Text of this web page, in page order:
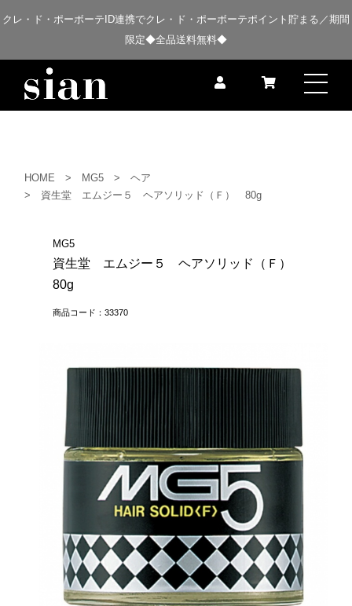
クレ・ド・ポーボーテID連携でクレ・ド・ポーボーテポイント貯まる／期間
限定◆全品送料無料◆
HOME MG5
ヘア
資生堂 エムジー５ ヘアソリッド（Ｆ） 80g
MG5
資生堂 エムジー５ ヘアソリッド（Ｆ）
80g
商品コード：33370